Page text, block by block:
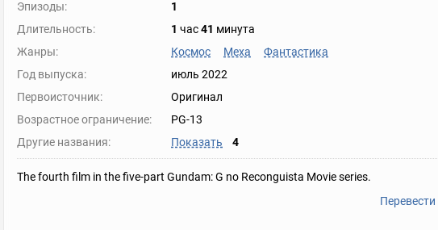
Эпизоды:
1
Длительность:
1 час41 минута
Жанры:
Космос Меха
Фантастика
Год выпуска:
июль 2022
Первоисточник:
Оригинал
Возрастное ограничение:
PG-13
Другие названия:
Показать 4
The fourth film in the five-part Gundam: G no Reconguista Movie series.
Перевести